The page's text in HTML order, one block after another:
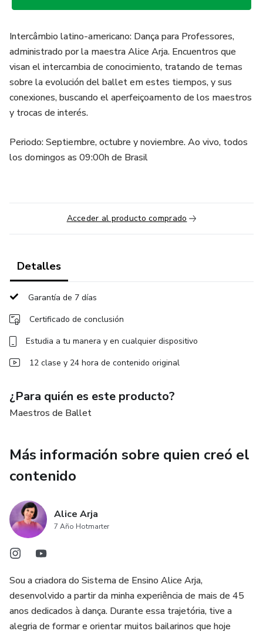
Intercâmbio latino-americano: Dança para Professores,
administrado por la maestra Alice Arja. Encuentros que
visan el intercambia de conocimiento, tratando de temas
sobre la evolución del ballet em estes tiempos, y sus
conexiones, buscando el aperfeiçoamento de los maestros
y trocas de interés.
Periodo: Septiembre, octubre y noviembre. Ao vivo, todos
los domingos as 09:00h de Brasil
Acceder al producto comprado
Detalles
Garantía de 7 días
Certificado de conclusión
Estudia a tu manera y en cualquier dispositivo
12 clase y 24 hora de contenido original
¿Para quién es este producto?
Maestros de Ballet
Más información sobre quien creó el
contenido
Alice Arja
7 Año Hotmarter
Sou a criadora do Sistema de Ensino Alice Arja,
desenvolvido a partir da minha experiência de mais de 45
anos dedicados à dança. Durante essa trajetória, tive a
alegria de formar e orientar muitos bailarinos que hoje